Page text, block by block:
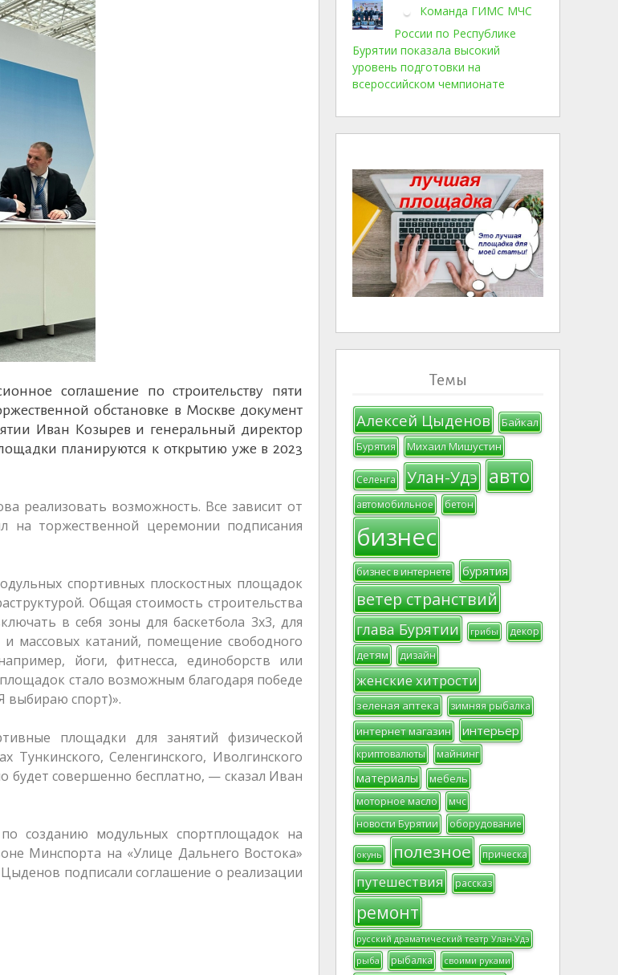
соглашение по строительству пяти
обстановке в Москве документ
Иван Козырев и генеральный директор
планируются к открытию уже в 2023
реализовать возможность. Все зависит от
торжественной церемонии подписания
спортивных плоскостных площадок
Общая стоимость строительства
в себя зоны для баскетбола 3х3, для
и массовых катаний, помещение свободного
йоги, фитнесса, единоборств или
стало возможным благодаря победе
выбираю спорт)».
площадки для занятий физической
Селенгинского, Иволгинского
совершенно бесплатно, — сказал Иван
созданию модульных спортплощадок на
Минспорта на «Улице Дальнего Востока»
подписали соглашение о реализации
Команда ГИМС МЧС
России по Республике
Бурятии показала высокий
уровень подготовки на
всероссийском чемпионате
Темы
Алексей Цыденов Байкал
Бурятия Михаил Мишустин
Селенга Улан-Удэ авто
автомобильное бетон
бизнес
бизнес в интернете бурятия
ветер странствий
глава Бурятии грибы декор
детям дизайн
женские хитрости
зеленая аптека зимняя рыбалка
интернет магазин интерьер
криптовалюты майнинг
материалы мебель
моторное масло
мчс
новости Бурятии
оборудование
окунь полезное прическа
путешествия рассказ
ремонт
русский драматический театр Улан-Удэ
рыба
рыбалка своими руками